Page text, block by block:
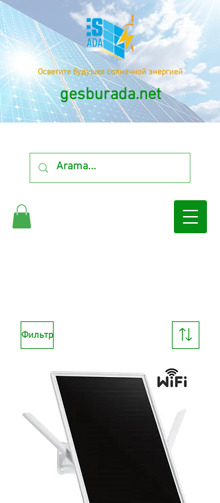
Осветите будущее солнечной энергией
gesburada.net
Фильтр